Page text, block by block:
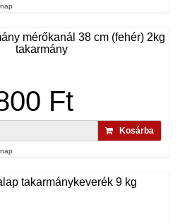
mérőkanál 38 cm (fehér) 2kg
takarmány
Ft
Kosárba
takarmánykeverék 9 kg